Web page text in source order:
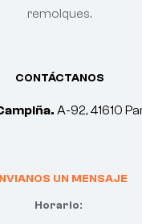
CONTÁCTANOS
A-92, 41610
UN MENSAJE
Horario:
remolques.